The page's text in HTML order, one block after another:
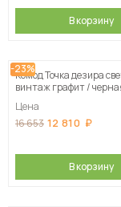
В корзину
-23%
Комод Точка дезира
винтаж графит /
Цена
16 653 12 810
В корзину